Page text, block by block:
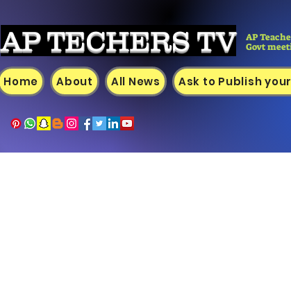
Home About All News Ask to Publish
AP TECHERS TV
AP
Govt